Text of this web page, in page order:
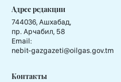
Адрес редакции
744036, Ашхабад,
пр. Арчабил, 58
Email:
nebit-gazgazeti@oilgas.gov.tm
Контакты